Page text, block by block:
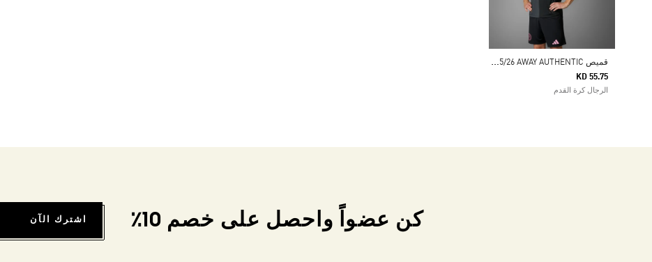
ق
ميص INTER MIAMI CF 25/26 AWAY AUTHENTIC
KD 55.75
الرجال كرة القدم
كن عضواً واحصل على خصم 10٪ اشترك الآن